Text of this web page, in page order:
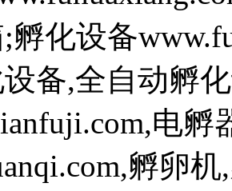
化设备
备,全自动孵
电
孵卵